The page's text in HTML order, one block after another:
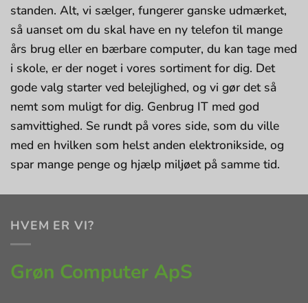
standen. Alt, vi sælger, fungerer ganske udmærket,
så uanset om du skal have en ny telefon til mange
års brug eller en bærbare computer, du kan tage med
i skole, er der noget i vores sortiment for dig. Det
gode valg starter ved belejlighed, og vi gør det så
nemt som muligt for dig. Genbrug IT med god
samvittighed. Se rundt på vores side, som du ville
med en hvilken som helst anden elektronikside, og
spar mange penge og hjælp miljøet på samme tid.
HVEM ER VI?
Grøn Computer ApS